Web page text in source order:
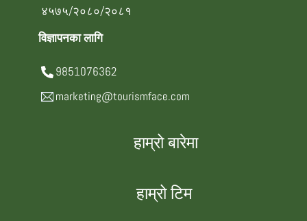
४५७५/२०८०/२०८१
विज्ञापनका लागि
9851076362
marketing@tourismface.com
हाम्रो बारेमा
हाम्रो टिम